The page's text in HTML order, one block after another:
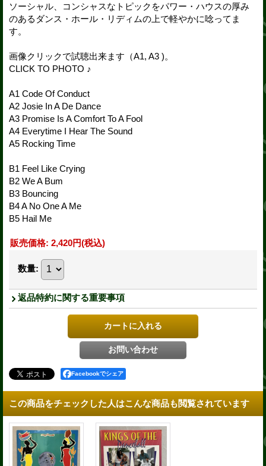
ソーシャル、コンシャスなトピックをパワー・ハウスの厚み
のあるダンス・ホール・リディムの上で軽やかに唸ってま
す。
画像クリックで試聴出来ます（A1, A3 )。
CLICK TO PHOTO ♪
A1 Code Of Conduct
A2 Josie In A De Dance
A3 Promise Is A Comfort To A Fool
A4 Everytime I Hear The Sound
A5 Rocking Time
B1 Feel Like Crying
B2 We A Bum
B3 Bouncing
B4 A No One A Me
B5 Hail Me
販売価格: 2,420円(税込)
数量:
返品特約に関する重要事項
Facebookでシェア
この商品をチェックした人はこんな商品も閲覧されています